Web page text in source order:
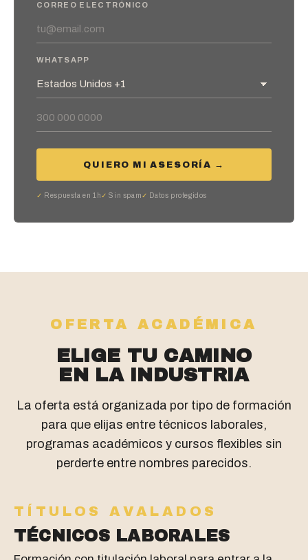
CORREO ELECTRÓNICO
WHATSAPP
QUIERO MI ASESORÍA →
Respuesta en 1h Sin spam Datos protegidos
OFERTA ACADÉMICA
ELIGE TU CAMINO
EN LA INDUSTRIA
La oferta está organizada por tipo de formación
para que elijas entre técnicos laborales,
programas académicos y cursos flexibles sin
perderte entre nombres parecidos.
TÍTULOS AVALADOS
TÉCNICOS LABORALES